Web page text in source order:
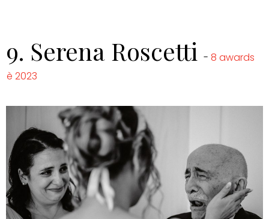
9. Serena Roscetti - 8 awards
è 2023